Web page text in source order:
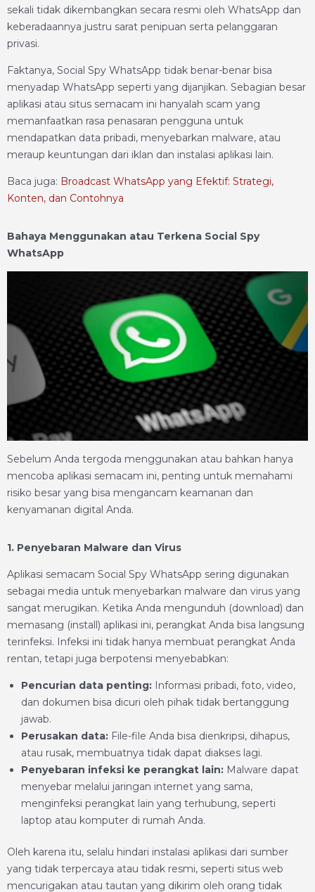
sekali tidak dikembangkan secara resmi oleh WhatsApp dan
keberadaannya justru sarat penipuan serta pelanggaran
privasi.
Faktanya, Social Spy WhatsApp tidak benar-benar bisa
menyadap WhatsApp seperti yang dijanjikan. Sebagian besar
aplikasi atau situs semacam ini hanyalah scam yang
memanfaatkan rasa penasaran pengguna untuk
mendapatkan data pribadi, menyebarkan malware, atau
meraup keuntungan dari iklan dan instalasi aplikasi lain.
Baca juga: Broadcast WhatsApp yang Efektif: Strategi,
Konten, dan Contohnya
Bahaya Menggunakan atau Terkena Social Spy
WhatsApp
Sebelum Anda tergoda menggunakan atau bahkan hanya
mencoba aplikasi semacam ini, penting untuk memahami
risiko besar yang bisa mengancam keamanan dan
kenyamanan digital Anda.
1. Penyebaran Malware dan Virus
Aplikasi semacam Social Spy WhatsApp sering digunakan
sebagai media untuk menyebarkan malware dan virus yang
sangat merugikan. Ketika Anda mengunduh (download) dan
memasang (install) aplikasi ini, perangkat Anda bisa langsung
terinfeksi. Infeksi ini tidak hanya membuat perangkat Anda
rentan, tetapi juga berpotensi menyebabkan:
Pencurian data penting: Informasi pribadi, foto, video,
dan dokumen bisa dicuri oleh pihak tidak bertanggung
jawab.
Perusakan data: File-file Anda bisa dienkripsi, dihapus,
atau rusak, membuatnya tidak dapat diakses lagi.
Penyebaran infeksi ke perangkat lain: Malware dapat
menyebar melalui jaringan internet yang sama,
menginfeksi perangkat lain yang terhubung, seperti
laptop atau komputer di rumah Anda.
Oleh karena itu, selalu hindari instalasi aplikasi dari sumber
yang tidak terpercaya atau tidak resmi, seperti situs web
mencurigakan atau tautan yang dikirim oleh orang tidak